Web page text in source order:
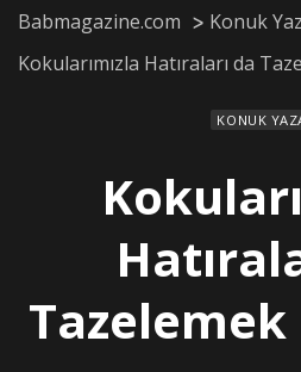
Babmagazine.com
Konuk
Kokularımızla Hatıraları da
KONUK